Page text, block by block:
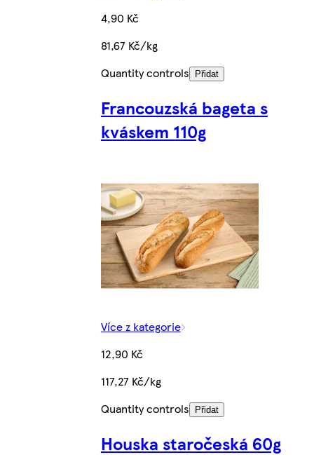
4,90 Kč
81,67 Kč/kg
Quantity controls
Přidat
Francouzská bageta s
kváskem 110g
Více z kategorie
12,90 Kč
117,27 Kč/kg
Quantity controls
Přidat
Houska staročeská 60g